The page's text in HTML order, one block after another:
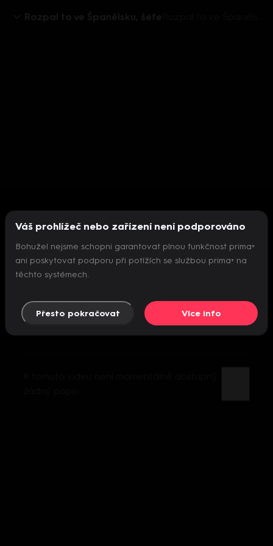
Rozpal to ve Španělsku, šéfe
Nepodařilo se inicializovat přehrávač
Váš prohlížeč nebo zařízení není podporováno
Bohužel nejsme schopni garantovat plnou funkčnost prima+
ani poskytovat podporu při potížích se službou prima+ na
těchto systémech.
Přesto pokračovat Více info